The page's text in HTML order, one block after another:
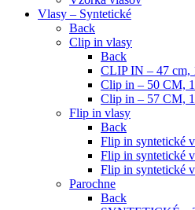
Vlasy – Syntetické
Back
Clip in vlasy
Back
CLIP IN – 47 cm,
Clip in – 50 CM,
Clip in – 57 CM,
Flip in vlasy
Back
Flip in syntetické
Flip in syntetické
Flip in syntetické
Parochne
Back